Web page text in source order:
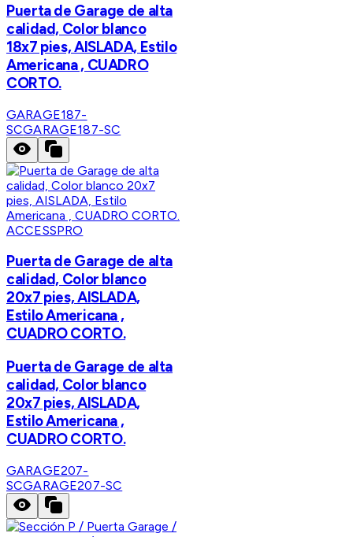
Puerta de Garage de alta
calidad, Color blanco
18x7 pies, AISLADA, Estilo
Americana , CUADRO
CORTO.
GARAGE187-
SCGARAGE187-SC
ACCESSPRO
Puerta de Garage de alta
calidad, Color blanco
20x7 pies, AISLADA,
Estilo Americana ,
CUADRO CORTO.
Puerta de Garage de alta
calidad, Color blanco
20x7 pies, AISLADA,
Estilo Americana ,
CUADRO CORTO.
GARAGE207-
SCGARAGE207-SC